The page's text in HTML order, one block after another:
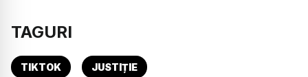
TAGURI
TIKTOK JUSTIȚIE